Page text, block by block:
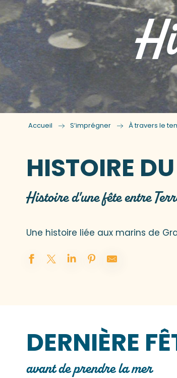
Accueil S’imprégner À travers le
HISTOIRE
Histoire d'une fête entre
Une histoire liée aux marins de
DERNIÈRE
avant de prendre la mer